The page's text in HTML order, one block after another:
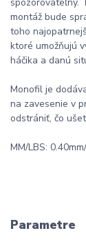
montáž bude
toho
ktoré umožňujú
háčika a danú
Monofil je
na zavesenie v
odstrániť, čo
MM/LBS:
Parametre